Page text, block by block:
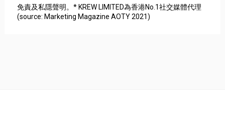
免責及私隱聲明。* KREW LIMITED為香港No.1社交媒體代理
(source: Marketing Magazine AOTY 2021)